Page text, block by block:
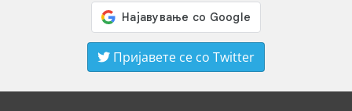
Пријавете се со Twitter